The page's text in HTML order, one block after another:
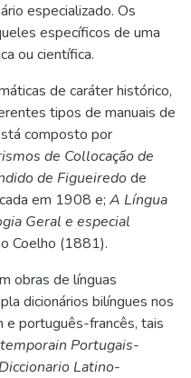
especializado. Os
específicos de uma
ou científica.
de caráter histórico,
tipos de manuais de
composto por
de Collocação de
de Figueiredode
em 1908 e; A Língua
Geral e especial
Coelho (1881).
obras de línguas
dicionários bilíngues nos
português-francês, tais
Portugais-
Latino-